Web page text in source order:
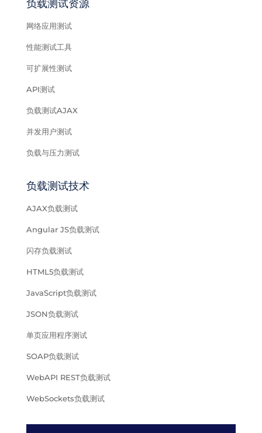
负载测试资源
网络应用测试
性能测试工具
可扩展性测试
API测试
负载测试AJAX
并发用户测试
负载与压力测试
负载测试技术
AJAX负载测试
Angular JS负载测试
闪存负载测试
HTML5负载测试
JavaScript负载测试
JSON负载测试
单页应用程序测试
SOAP负载测试
WebAPI REST负载测试
WebSockets负载测试